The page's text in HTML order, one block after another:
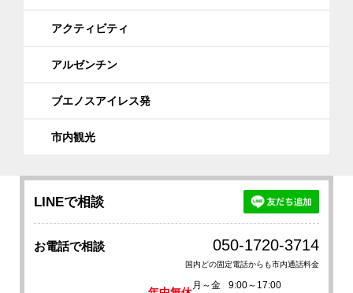
アクティビティ
アルゼンチン
ブエノスアイレス発
市内観光
LINEで相談
お電話で相談 050-1720-3714
国内どの固定電話からも市内通話料金
月～金
9:00～17:00